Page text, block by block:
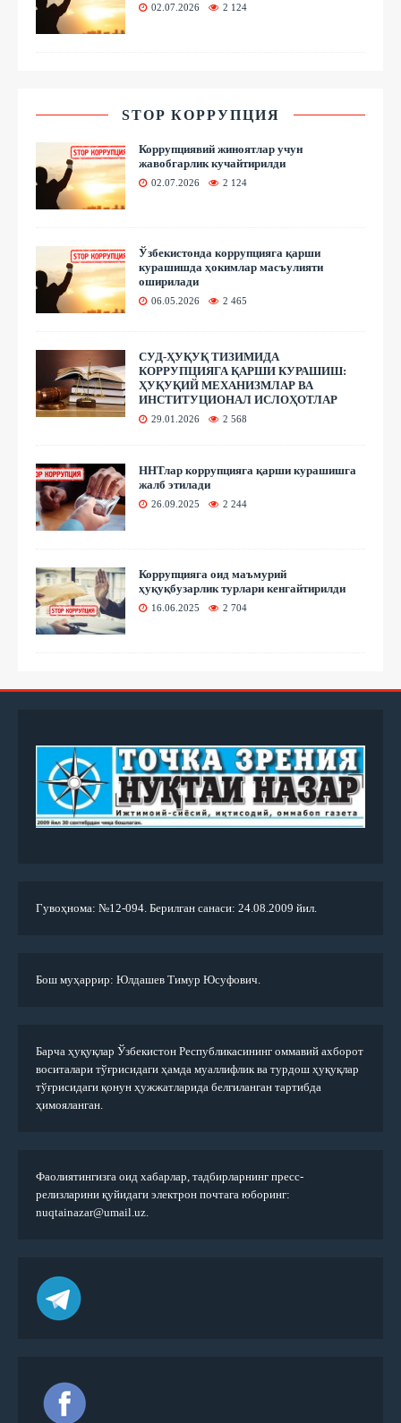
02.07.2026 2 124
STOP КОРРУПЦИЯ
Коррупциявий жиноятлар учун
жавобгарлик кучайтирилди
02.07.2026 2 124
Ўзбекистонда коррупцияга қарши
курашишда ҳокимлар масъулияти
оширилади
06.05.2026 2 465
СУД-ҲУҚУҚ ТИЗИМИДА
КОРРУПЦИЯГА ҚАРШИ КУРАШИШ:
ҲУҚУҚИЙ МЕХАНИЗМЛАР ВА
ИНСТИТУЦИОНАЛ ИСЛОҲОТЛАР
29.01.2026 2 568
ННТлар коррупцияга қарши курашишга
жалб этилади
26.09.2025 2 244
Коррупцияга оид маъмурий
ҳуқуқбузарлик турлари кенгайтирилди
16.06.2025 2 704
Гувоҳнома: №12-094. Берилган санаси: 24.08.2009 йил.
Бош муҳаррир: Юлдашев Тимур Юсуфович.
Барча ҳуқуқлар Ўзбекистон Республикасининг оммавий ахборот
воситалари тўғрисидаги ҳамда муаллифлик ва турдош ҳуқуқлар
тўғрисидаги қонун ҳужжатларида белгиланган тартибда
ҳимояланган.
Фаолиятингизга оид хабарлар, тадбирларнинг пресс-
релизларини қуйидаги электрон почтага юборинг:
nuqtainazar@umail.uz.